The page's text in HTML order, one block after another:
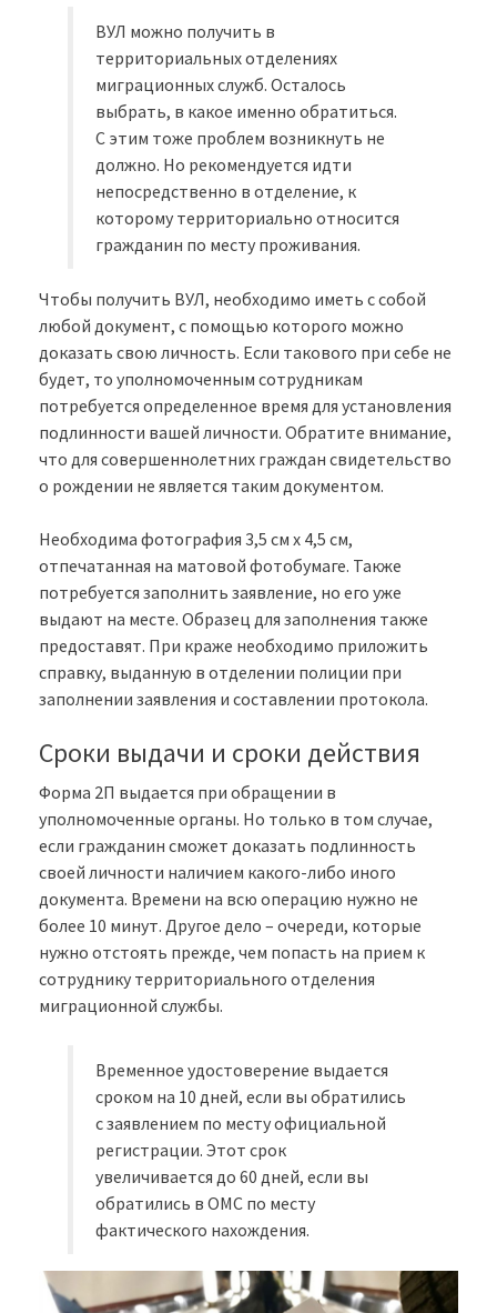
ВУЛ можно получить в
территориальных отделениях
миграционных служб. Осталось
выбрать, в какое именно обратиться.
С этим тоже проблем возникнуть не
должно. Но рекомендуется идти
непосредственно в отделение, к
которому территориально относится
гражданин по месту проживания.
Чтобы получить ВУЛ, необходимо иметь с собой
любой документ, с помощью которого можно
доказать свою личность. Если такового при себе не
будет, то уполномоченным сотрудникам
потребуется определенное время для установления
подлинности вашей личности. Обратите внимание,
что для совершеннолетних граждан свидетельство
о рождении не является таким документом.
Необходима фотография 3,5 см х 4,5 см,
отпечатанная на матовой фотобумаге. Также
потребуется заполнить заявление, но его уже
выдают на месте. Образец для заполнения также
предоставят. При краже необходимо приложить
справку, выданную в отделении полиции при
заполнении заявления и составлении протокола.
Сроки выдачи и сроки действия
Форма 2П выдается при обращении в
уполномоченные органы. Но только в том случае,
если гражданин сможет доказать подлинность
своей личности наличием какого-либо иного
документа. Времени на всю операцию нужно не
более 10 минут. Другое дело – очереди, которые
нужно отстоять прежде, чем попасть на прием к
сотруднику территориального отделения
миграционной службы.
Временное удостоверение выдается
сроком на 10 дней, если вы обратились
с заявлением по месту официальной
регистрации. Этот срок
увеличивается до 60 дней, если вы
обратились в ОМС по месту
фактического нахождения.